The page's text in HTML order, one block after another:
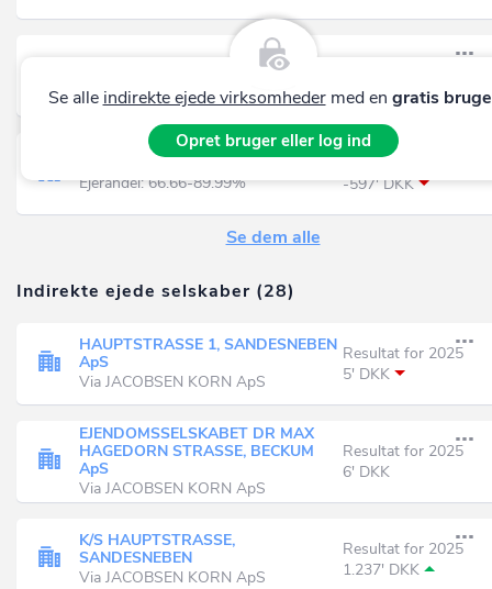
K/S ALSVEJ 18. RANDERS
5.287' DKK
JACOBSEN KORN ApS
Ejerandel: 66.66-89.99%
Resultat for 2025
-597' DKK
Se dem alle
Indirekte ejede selskaber (28)
HAUPTSTRASSE 1, SANDESNEBEN
ApS
Via JACOBSEN KORN ApS
Resultat for 2025
5' DKK
EJENDOMSSELSKABET DR MAX
HAGEDORN STRASSE, BECKUM
ApS
Via JACOBSEN KORN ApS
Resultat for 2025
6' DKK
K/S HAUPTSTRASSE,
SANDESNEBEN
Via JACOBSEN KORN ApS
Resultat for 2025
1.237' DKK
Se alle indirekte ejede virksomhedermed en gratis
Opret bruger eller log ind